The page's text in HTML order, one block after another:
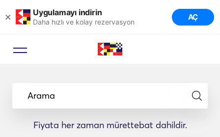
× Uygulamayı indirin
Daha hızlı ve kolay rezervasyon AÇ
Arama
Fiyata her zaman mürettebat dahildir.
Bir seyahat uzmanının seyahatiniz
için ideal yatları önermesine izin
verin.